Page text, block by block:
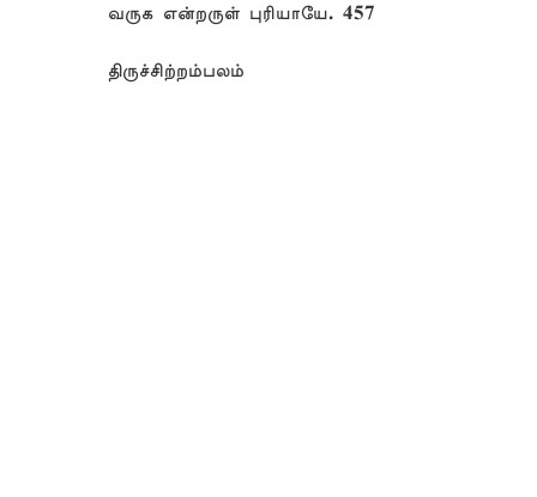
வருக என்றருள் புரியாயே. 457
திருச்சிற்றம்பலம்